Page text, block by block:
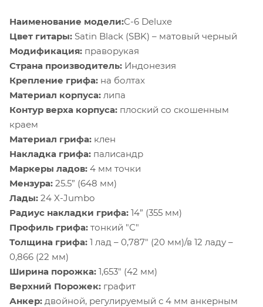
Наименование модели:C-6 Deluxe
Цвет гитары: Satin Black (SBK) – матовый черный
Модификация: праворукая
Страна производитель: Индонезия
Крепление грифа: на болтах
Материал корпуса: липа
Контур верха корпуса: плоский со скошенным
краем
Материал грифа: клен
Накладка грифа: палисандр
Маркеры ладов: 4 мм точки
Мензура: 25.5” (648 мм)
Лады: 24 X-Jumbo
Радиус накладки грифа: 14” (355 мм)
Профиль грифа: тонкий "С"
Толщина грифа: 1 лад – 0,787" (20 мм)/в 12 ладу –
0,866 (22 мм)
Ширина порожка: 1,653" (42 мм)
Верхний Порожек: графит
Анкер: двойной, регулируемый с 4 мм анкерным